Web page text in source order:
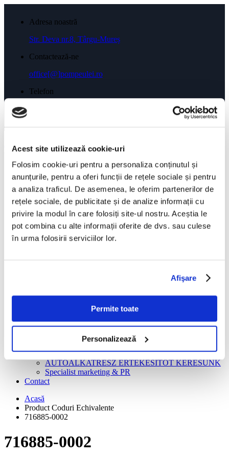
Acest site utilizează cookie-uri
Folosim cookie-uri pentru a personaliza conținutul și
anunțurile, pentru a oferi funcții de rețele sociale și pentru
a analiza traficul. De asemenea, le oferim partenerilor de
rețele sociale, de publicitate și de analize informații cu
privire la modul în care folosiți site-ul nostru. Aceștia le
pot combina cu alte informații oferite de dvs. sau culese
în urma folosirii serviciilor lor.
Afişare
Permite toate
Personalizează
Adresa noastră
Str. Deva nr.8, Târgu-Mureș
Contactează-ne
office[@]pompeulei.ro
Telefon
Căutare
Shop
Servicii
Pompă Ulei 2.0 TDI
Turbosuflante
Recondiționare casete direcție și pompe servo
BLOG
Creator continut video
Tehnician turbosuflante
Manager vanzari
Mecanic auto
ANGAJĂM REPREZENTANT TEHNIC PIESE
AUTO
AUTÓALKATRÉSZ ÉRTÉKESÍTŐT KERESÜNK
Specialist marketing & PR
Contact
Acasă
Product Coduri Echivalente
716885-0002
716885-0002